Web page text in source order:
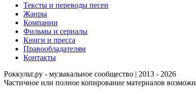
Тексты и переводы песен
Жанры
Компании
Фильмы и сериалы
Книги и пресса
Правообладателям
Контакты
Роккульт.ру - музыкальное сообщество | 2013 - 2026
Частичное или полное копирование материалов